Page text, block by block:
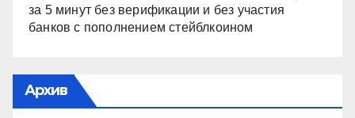
за 5 минут без верификации и без участия
банков с пополнением стейблкоином
Архив